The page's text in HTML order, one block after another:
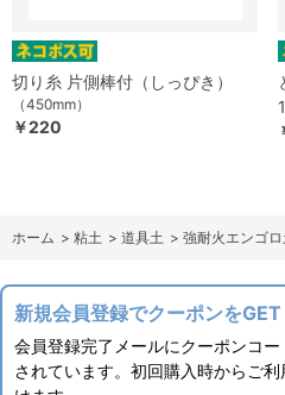
切り糸 片側棒付（しっぴき）
（450mm）
￥220
ホーム > 粘土 > 道具土 > 強耐火エンゴ
新規会員登録でクーポンをGET
会員登録完了メールにクーポンコー
されています。初回購入時からご利